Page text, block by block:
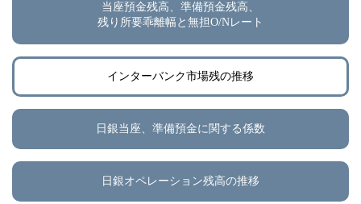
当座預金残高、準備預金残高、
残り所要乖離幅と無担O/Nレート
インターバンク市場残の推移
日銀当座、準備預金に関する係数
日銀オペレーション残高の推移